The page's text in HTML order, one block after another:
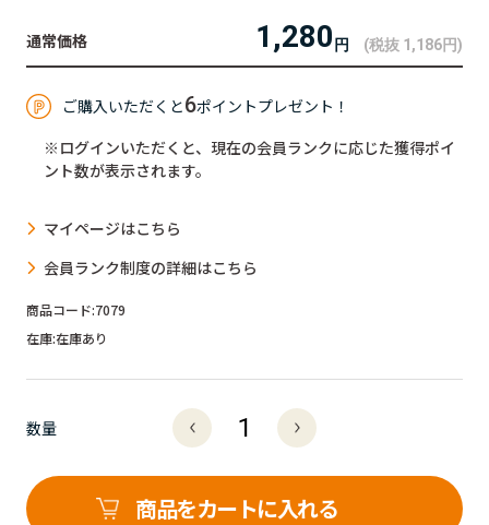
1,280 円 (税抜 1,186円)
商品コード:7079
在庫:在庫あり
数量
商品をカートに入れる
ご購入いただくと6ポイントプレゼント！
※ログインいただくと、現在の会員ランクに応じた獲得ポイ
ント数が表示されます。
マイページはこちら
会員ランク制度の詳細はこちら